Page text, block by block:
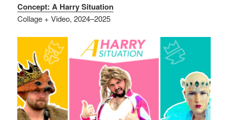
Concept: A Harry Situation
Collage + Video, 2024–2025